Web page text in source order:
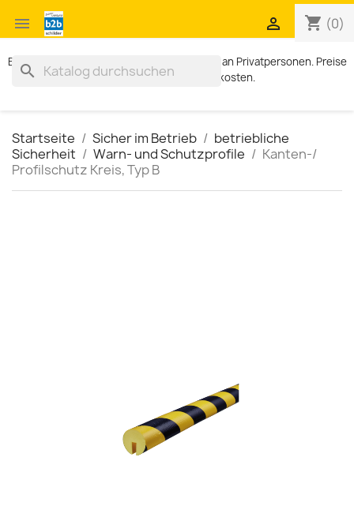
 shopping_cart (0)

Exklusiv für Geschäftskunden. Kein Verkauf an Privatpersonen. Preise
zzgl. MWST und Versandkosten.
search
Startseite Sicher im Betrieb
betriebliche
Sicherheit
Warn- und Schutzprofile
Kanten-/
Profilschutz Kreis, Typ B